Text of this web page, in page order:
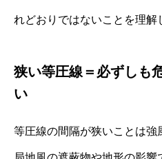
れどおりではないことを理解
狭い等圧線＝必ずしも
い
等圧線の間隔が狭いことは強